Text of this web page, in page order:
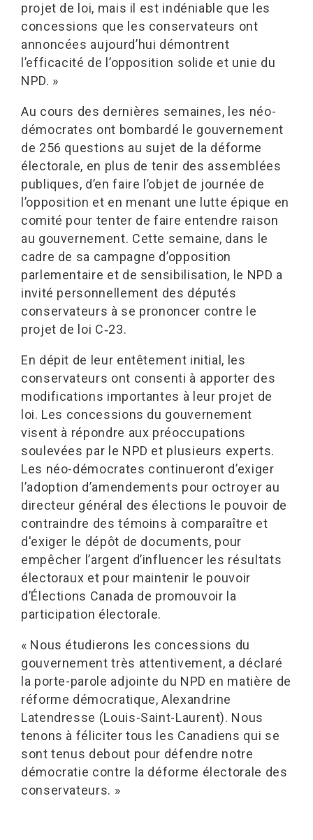
projet de loi, mais il est indéniable que les
concessions que les conservateurs ont
annoncées aujourd’hui démontrent
l’efficacité de l’opposition solide et unie du
NPD. »
Au cours des dernières semaines, les néo-
démocrates ont bombardé le gouvernement
de 256 questions au sujet de la déforme
électorale, en plus de tenir des assemblées
publiques, d’en faire l’objet de journée de
l’opposition et en menant une lutte épique en
comité pour tenter de faire entendre raison
au gouvernement. Cette semaine, dans le
cadre de sa campagne d’opposition
parlementaire et de sensibilisation, le NPD a
invité personnellement des députés
conservateurs à se prononcer contre le
projet de loi C‑23.
En dépit de leur entêtement initial, les
conservateurs ont consenti à apporter des
modifications importantes à leur projet de
loi. Les concessions du gouvernement
visent à répondre aux préoccupations
soulevées par le NPD et plusieurs experts.
Les néo-démocrates continueront d’exiger
l’adoption d’amendements pour octroyer au
directeur général des élections le pouvoir de
contraindre des témoins à comparaître et
d'exiger le dépôt de documents, pour
empêcher l’argent d’influencer les résultats
électoraux et pour maintenir le pouvoir
d’Élections Canada de promouvoir la
participation électorale.
« Nous étudierons les concessions du
gouvernement très attentivement, a déclaré
la porte-parole adjointe du NPD en matière de
réforme démocratique, Alexandrine
Latendresse (Louis-Saint-Laurent). Nous
tenons à féliciter tous les Canadiens qui se
sont tenus debout pour défendre notre
démocratie contre la déforme électorale des
conservateurs. »